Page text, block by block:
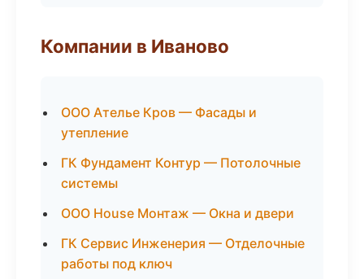
Компании в Иваново
ООО Ателье Кров — Фасады и
утепление
ГК Фундамент Контур — Потолочные
системы
ООО House Монтаж — Окна и двери
ГК Сервис Инженерия — Отделочные
работы под ключ